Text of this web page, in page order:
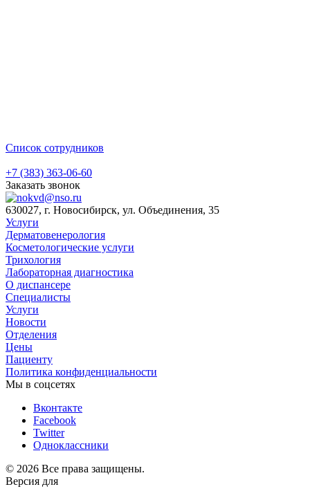
Список сотрудников
+7 (383) 363-06-60
Заказать звонок
630027, г. Новосибирск, ул. Объединения, 35
Услуги
Дерматовенерология
Косметологические услуги
Трихология
Лабораторная диагностика
О диспансере
Специалисты
Услуги
Новости
Отделения
Цены
Пациенту
Политика конфиденциальности
Мы в соцсетях
Вконтакте
Facebook
Twitter
Одноклассники
© 2026 Все права защищены.
Версия для